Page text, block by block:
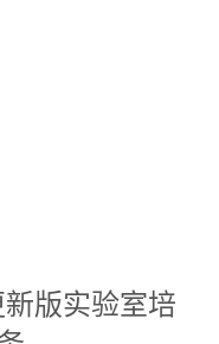
新版实验室培